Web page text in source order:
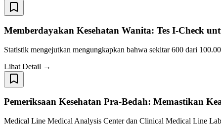
Memberdayakan Kesehatan Wanita: Tes I-Check
Statistik mengejutkan mengungkapkan bahwa sekitar 600 dari
Lihat Detail →
Pemeriksaan Kesehatan Pra-Bedah: Memastikan
Medical Line Medical Analysis Center dan Clinical Medical Line Lab